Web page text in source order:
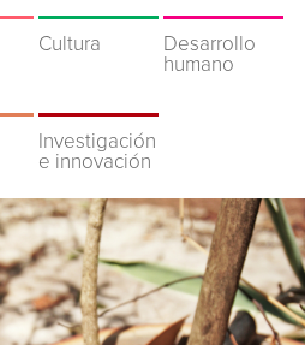
Cultura
Desarrollo
humano
Investigación
e innovación